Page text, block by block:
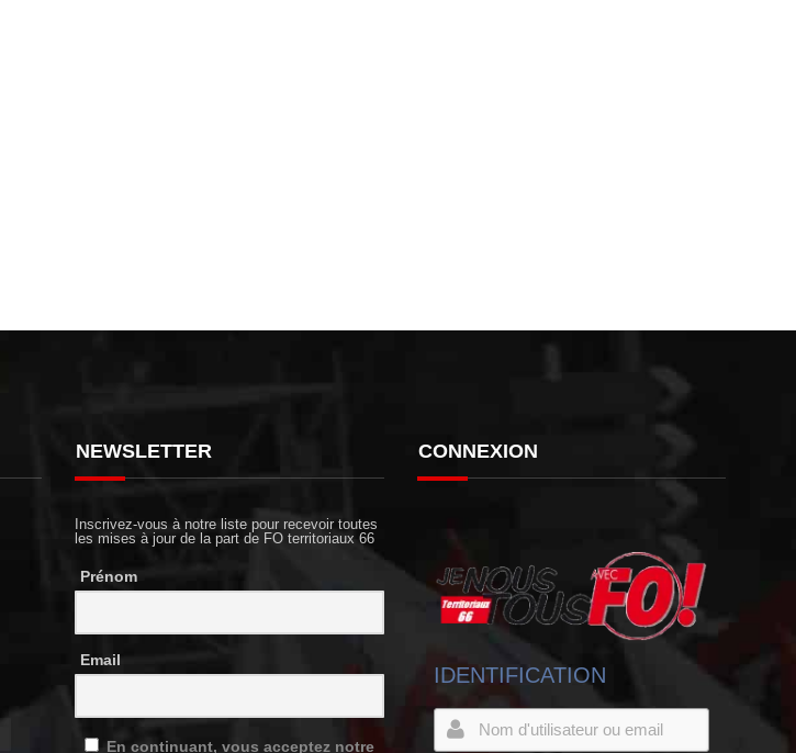
NEWSLETTER
Inscrivez-vous à notre liste pour recevoir toutes
les mises à jour de la part de FO territoriaux 66
Prénom
Email
En continuant, vous acceptez notre
CONNEXION
IDENTIFICATION